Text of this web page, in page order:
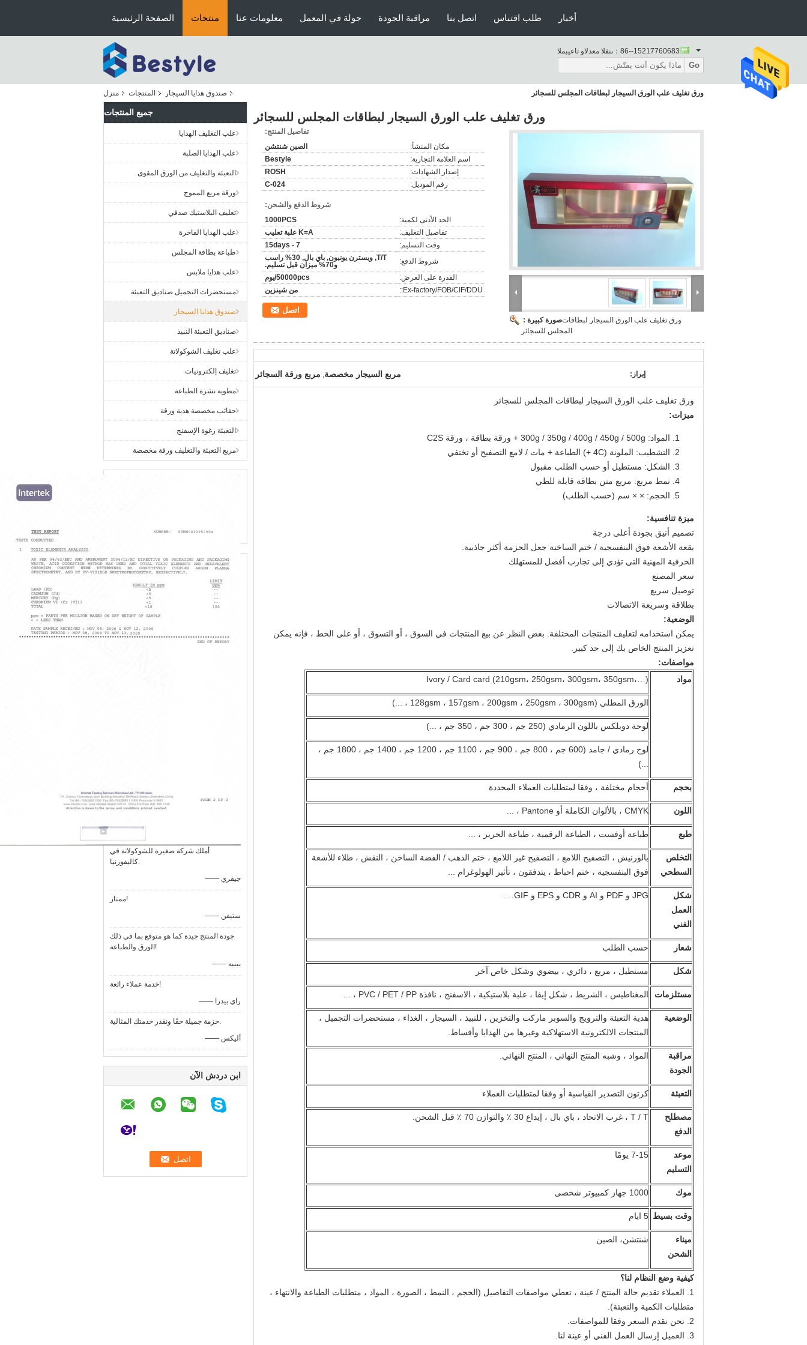
الصفحة الرئيسية منتجات معلومات عنا جولة في المعمل مراقبة الجودة اتصل بنا طلب اقتباس أخبار
المبيعات والدعم الفنى： 86--15217760683
Go
منزل المنتجات صندوق هدايا السيجار ورق تغليف علب الورق السيجار لبطاقات المجلس للسجائر
جميع المنتجات
علب التغليف الهدايا
علب الهدايا الصلبة
التعبئة والتغليف من الورق المقوى
ورقة مربع المموج
تغليف البلاستيك صدفي
علب الهدايا الفاخرة
طباعة بطاقة المجلس
علب هدايا ملابس
مستحضرات التجميل صناديق التعبئة
صندوق هدايا السيجار
صناديق التعبئة النبيذ
علب تغليف الشوكولاتة
تغليف إلكترونيات
مطوية نشرة الطباعة
حقائب مخصصة هدية ورقة
التعبئة رغوة الإسفنج
مربع التعبئة والتغليف ورقة مخصصة
أملك شركة صغيرة للشوكولاتة في
كاليفورنيا.
—— جيفري
ممتاز!
—— ستيفن
جودة المنتج جيدة كما هو متوقع بما في ذلك
الورق والطباعة!
—— بينيه
خدمة عملاء رائعة!
—— راي بيدرا
حزمة جميلة حقًا ونقدر خدمتك المثالية.
—— أليكس
ابن دردش الآن
ورق تغليف علب الورق السيجار لبطاقات المجلس للسجائر
صورة كبيرة :ورق تغليف علب الورق السيجار لبطاقات
المجلس للسجائر
تفاصيل المنتج:
مكان المنشأ:
الصين شنتشن
اسم العلامة التجارية:
Bestyle
إصدار الشهادات:
ROSH
رقم الموديل:
C-024
شروط الدفع والشحن:
الحد الأدنى لكمية:
1000PCS
تفاصيل التغليف:
K=A علبة تعليب
وقت التسليم:
7 - 15days
شروط الدفع:
T/T, ويسترن يونيون, باي بال, 30% راسب
و70% ميزان قبل تسليم.
القدرة على العرض:
50000pcs/يوم
Ex-factory/FOB/CIF/DDU::
من شينزين
اتصل
إبراز: مربع السيجار مخصصة, مربع ورقة السجائر
ورق تغليف علب الورق السيجار لبطاقات المجلس للسجائر
ميزات:
المواد: 300g / 350g / 400g / 450g / 500g + ورقة بطاقة ، ورقة C2S
التشطيب: الملونة (4C +) الطباعة + مات / لامع التصفيح أو تختفي
الشكل: مستطيل أو حسب الطلب مقبول
نمط مربع: مربع متن بطاقة قابلة للطي
الحجم: × × سم (حسب الطلب)
ميزة تنافسية:
تصميم أنيق بجودة أعلى درجة
بقعة الأشعة فوق البنفسجية / ختم الساخنة جعل الحزمة أكثر جاذبية.
الحرفية المهنية التي تؤدي إلى تجارب أفضل للمستهلك
سعر المصنع
توصيل سريع
بطلاقة وسريعة الاتصالات
الوضعية:
يمكن استخدامه لتغليف المنتجات المختلفة.
بغض النظر عن بيع المنتجات في السوق ، أو التسوق ، أو على الخط ، فإنه يمكن
تعزيز المنتج الخاص بك إلى حد كبير.
مواصفات:
مواد
Ivory / Card card (210gsm، 250gsm، 300gsm، 350gsm،…)
الورق المطلي (128gsm ، 157gsm ، 200gsm ، 250gsm ، 300gsm ، ...)
لوحة دوبلكس باللون الرمادي (250 جم ، 300 جم ، 350 جم ، ...)
لوح رمادي / جامد (600 جم ، 800 جم ، 900 جم ، 1100 جم ، 1200 جم ، 1400 جم ، 1800 جم ،
...)
بحجم أحجام مختلفة ، وفقا لمتطلبات العملاء المحددة
اللون CMYK ، بالألوان الكاملة أو Pantone ، ...
طبع طباعة أوفست ، الطباعة الرقمية ، طباعة الحرير ، ...
التخلص
السطحي
بالورنيش ، التصفيح اللامع ، التصفيح غير اللامع ، ختم الذهب / الفضة الساخن ، النقش ، طلاء للأشعة
فوق البنفسجية ، ختم احباط ، يتدفقون ، تأثير الهولوغرام ...
شكل
العمل
الفني
JPG و PDF و AI و CDR و EPS و GIF….
شعار حسب الطلب
شكل مستطيل ، مربع ، دائري ، بيضوي وشكل خاص آخر
مستلزمات المغناطيس ، الشريط ، شكل إيفا ، علبة بلاستيكية ، الاسفنج ، نافذة PVC / PET / PP ، ...
الوضعية
هدية التعبئة والترويج والسوبر ماركت والتخزين ، للنبيذ ، السيجار ، الغذاء ، مستحضرات التجميل ،
المنتجات الالكترونية الاستهلاكية وغيرها من الهدايا وأقساط.
مراقبة
الجودة
المواد ، وشبه المنتج النهائي ، المنتج النهائي.
التعبئة كرتون التصدير القياسية أو وفقا لمتطلبات العملاء
مصطلح
الدفع
T / T ، غرب الاتحاد ، باي بال ، إيداع 30 ٪ والتوازن 70 ٪ قبل الشحن.
موعد
التسليم
7-15 يومًا
موك 1000 جهاز كمبيوتر شخصى
وقت بسيط 5 ايام
ميناء
الشحن
شنتشن، الصين
كيفية وضع النظام لنا؟
1. العملاء تقديم حالة المنتج / عينة ، تعطي مواصفات التفاصيل (الحجم ، النمط ، الصورة ، المواد ، متطلبات الطباعة والانتهاء ،
متطلبات الكمية والتعبئة).
2. نحن نقدم السعر وفقا للمواصفات.
3. العميل إرسال العمل الفني أو عينة لنا.